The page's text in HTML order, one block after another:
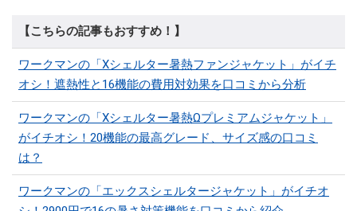
【こちらの記事もおすすめ！】
ワークマンの「Xシェルター暑熱ファンジャケット」がイチ
オシ！遮熱性と16機能の費用対効果を口コミから分析
ワークマンの「Xシェルター暑熱Ωプレミアムジャケット」
がイチオシ！20機能の最高グレード、サイズ感の口コミ
は？
ワークマンの「エックスシェルタージャケット」がイチオ